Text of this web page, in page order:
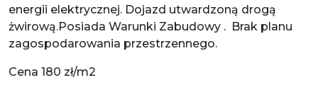
energii elektrycznej. Dojazd utwardzoną drogą
żwirową.Posiada Warunki Zabudowy . Brak planu
zagospodarowania przestrzennego.
Cena 180 zł/m2